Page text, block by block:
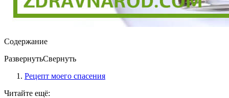
Содержание
РазвернутьСвернуть
Рецепт моего спасения
Читайте ещё: